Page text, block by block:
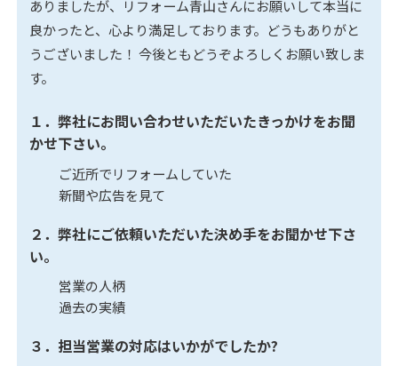
ありましたが、リフォーム青山さんにお願いして本当に
良かったと、心より満足しております。どうもありがと
うございました！ 今後ともどうぞよろしくお願い致しま
す。
１．弊社にお問い合わせいただいたきっかけをお聞
かせ下さい。
ご近所でリフォームしていた
新聞や広告を見て
２．弊社にご依頼いただいた決め手をお聞かせ下さ
い。
営業の人柄
過去の実績
３．担当営業の対応はいかがでしたか?